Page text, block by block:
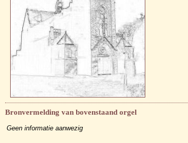
Bronvermelding van bovenstaand orgel
Geen informatie aanwezig